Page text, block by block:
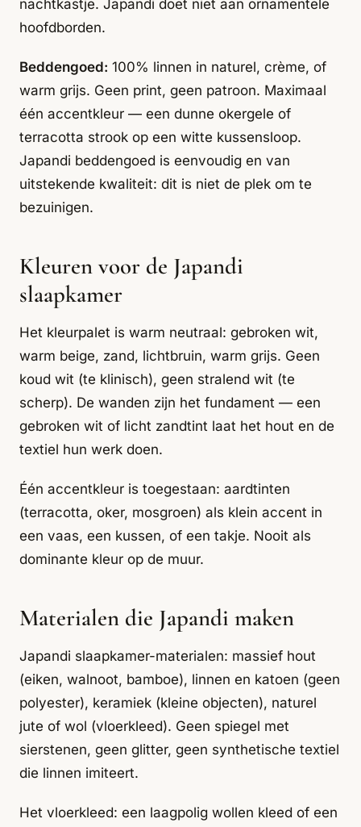
nachtkastje. Japandi doet niet aan ornamentele
hoofdborden.
Beddengoed: 100% linnen in naturel, crème, of
warm grijs. Geen print, geen patroon. Maximaal
één accentkleur — een dunne okergele of
terracotta strook op een witte kussensloop.
Japandi beddengoed is eenvoudig en van
uitstekende kwaliteit: dit is niet de plek om te
bezuinigen.
Kleuren voor de Japandi
slaapkamer
Het kleurpalet is warm neutraal: gebroken wit,
warm beige, zand, lichtbruin, warm grijs. Geen
koud wit (te klinisch), geen stralend wit (te
scherp). De wanden zijn het fundament — een
gebroken wit of licht zandtint laat het hout en de
textiel hun werk doen.
Één accentkleur is toegestaan: aardtinten
(terracotta, oker, mosgroen) als klein accent in
een vaas, een kussen, of een takje. Nooit als
dominante kleur op de muur.
Materialen die Japandi maken
Japandi slaapkamer-materialen: massief hout
(eiken, walnoot, bamboe), linnen en katoen (geen
polyester), keramiek (kleine objecten), naturel
jute of wol (vloerkleed). Geen spiegel met
sierstenen, geen glitter, geen synthetische textiel
die linnen imiteert.
Het vloerkleed: een laagpolig wollen kleed of een